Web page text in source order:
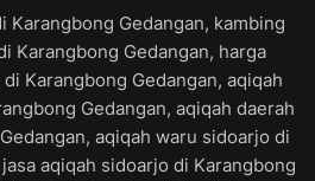
Karangbong Gedangan, kambing
Karangbong Gedangan, harga
Karangbong Gedangan, aqiqah
Gedangan, aqiqah daerah
aqiqah waru sidoarjo di
aqiqah sidoarjo di Karangbong